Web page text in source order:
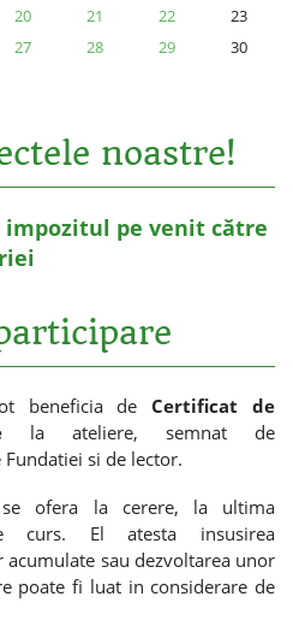
20 21 22
23
27 28 29
30
noastre!
impozitul pe venit către
beneficia de Certificat de
la ateliere, semnat de
si de lector.
se ofera la cerere, la ultima
curs. El atesta insusirea
sau dezvoltarea unor
poate fi luat in considerare de